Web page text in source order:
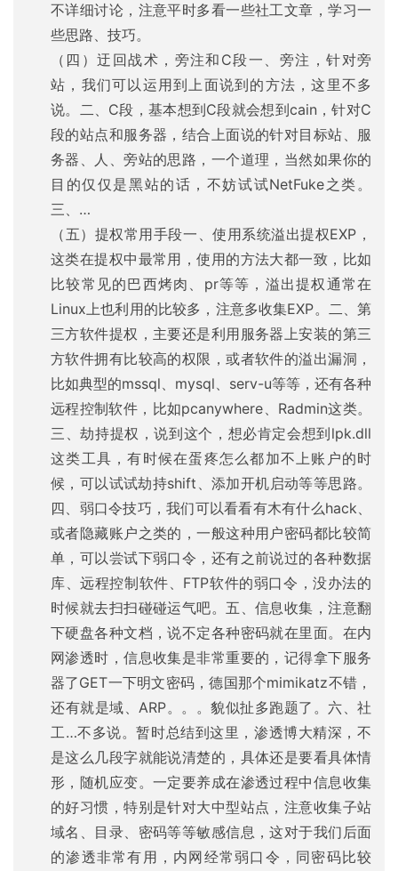
不详细讨论，注意平时多看一些社工文章，学习一
些思路、技巧。
（四）迂回战术，旁注和C段一、旁注，针对旁
站，我们可以运用到上面说到的方法，这里不多
说。二、C段，基本想到C段就会想到cain，针对C
段的站点和服务器，结合上面说的针对目标站、服
务器、人、旁站的思路，一个道理，当然如果你的
目的仅仅是黑站的话，不妨试试NetFuke之类。
三、…
（五）提权常用手段一、使用系统溢出提权EXP，
这类在提权中最常用，使用的方法大都一致，比如
比较常见的巴西烤肉、pr等等，溢出提权通常在
Linux上也利用的比较多，注意多收集EXP。二、第
三方软件提权，主要还是利用服务器上安装的第三
方软件拥有比较高的权限，或者软件的溢出漏洞，
比如典型的mssql、mysql、serv-u等等，还有各种
远程控制软件，比如pcanywhere、Radmin这类。
三、劫持提权，说到这个，想必肯定会想到lpk.dll
这类工具，有时候在蛋疼怎么都加不上账户的时
候，可以试试劫持shift、添加开机启动等等思路。
四、弱口令技巧，我们可以看看有木有什么hack、
或者隐藏账户之类的，一般这种用户密码都比较简
单，可以尝试下弱口令，还有之前说过的各种数据
库、远程控制软件、FTP软件的弱口令，没办法的
时候就去扫扫碰碰运气吧。五、信息收集，注意翻
下硬盘各种文档，说不定各种密码就在里面。在内
网渗透时，信息收集是非常重要的，记得拿下服务
器了GET一下明文密码，德国那个mimikatz不错，
还有就是域、ARP。。。貌似扯多跑题了。六、社
工…不多说。暂时总结到这里，渗透博大精深，不
是这么几段字就能说清楚的，具体还是要看具体情
形，随机应变。一定要养成在渗透过程中信息收集
的好习惯，特别是针对大中型站点，注意收集子站
域名、目录、密码等等敏感信息，这对于我们后面
的渗透非常有用，内网经常弱口令，同密码比较